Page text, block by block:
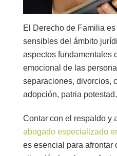
El Derecho de Familia es
sensibles del ámbito
aspectos fundamentales
emocional de las
separaciones, divorcios,
adopción, patria
Contar con el respaldo y
abogado especializado
es esencial para afrontar